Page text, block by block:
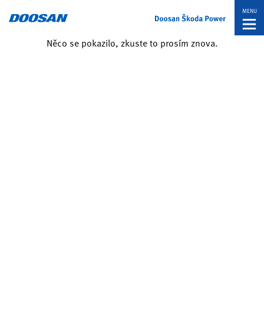
MENU
Něco se pokazilo, zkuste to prosím znova.